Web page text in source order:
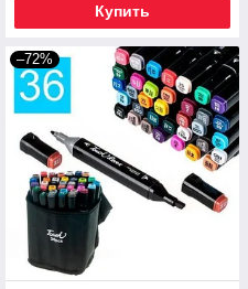
Купить
–72%